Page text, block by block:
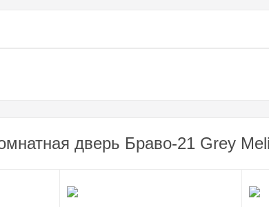
дверь Браво-21 Grey